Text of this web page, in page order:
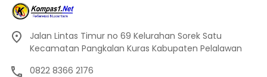
Jalan Lintas Timur no 69 Kelurahan Sorek Satu
Kecamatan Pangkalan Kuras Kabupaten Pelalawan
0822 8366 2176